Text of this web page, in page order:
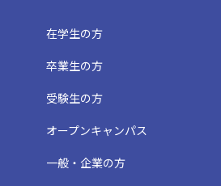
在学生の方
卒業生の方
受験生の方
オープンキャンパス
一般・企業の方